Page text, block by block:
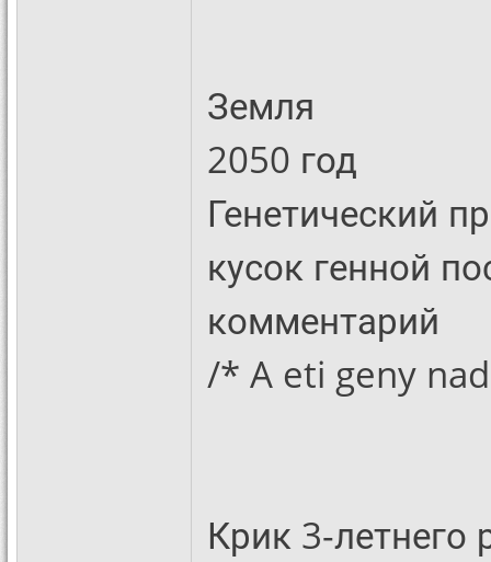
Земля
2050 год
Генетический
кусок генной
комментарий
/* A eti geny
Крик 3-летнего